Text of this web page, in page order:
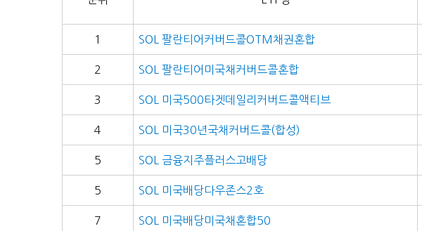
1 SOL 팔란티어커버드콜OTM채권혼합
2 SOL 팔란티어미국채커버드콜혼합
3 SOL 미국500타겟데일리커버드콜액티브
4 SOL 미국30년국채커버드콜(합성)
5 SOL 금융지주플러스고배당
5 SOL 미국배당다우존스2호
7 SOL 미국배당미국채혼합50